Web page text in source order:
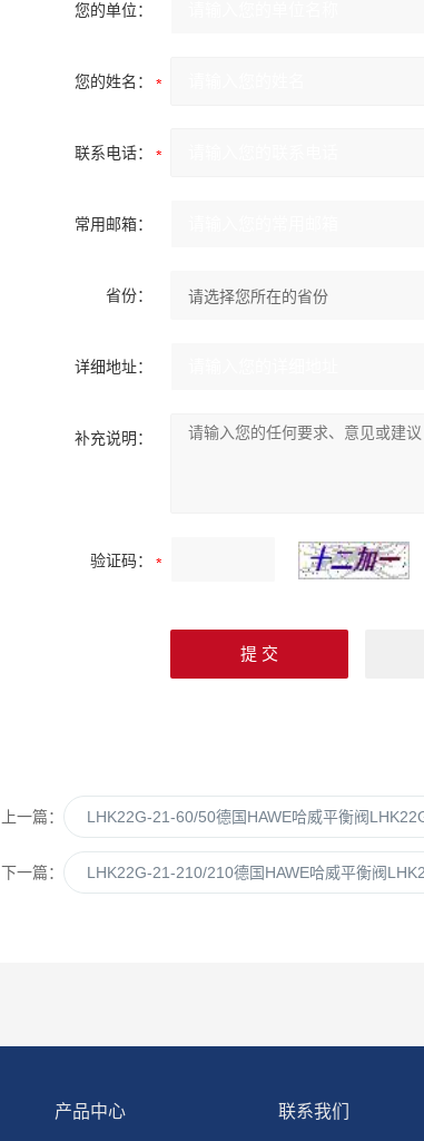
您的单位：
您的姓名：
联系电话：
常用邮箱：
省份：
详细地址：
补充说明：
验证码：
上一篇： LHK22G-21-60/50德国HAWE哈威平衡阀
下一篇： LHK22G-21-210/210德国HAWE哈威平衡阀
产品中心 联系我们